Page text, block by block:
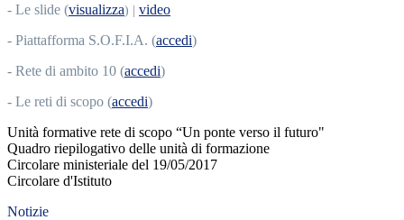
- Le slide (visualizza) | video
- Piattafforma S.O.F.I.A. (accedi)
- Rete di ambito 10 (accedi)
- Le reti di scopo (accedi)
Unità formative rete di scopo “Un ponte verso il futuro"
Quadro riepilogativo delle unità di formazione
Circolare ministeriale del 19/05/2017
Circolare d'Istituto
Notizie